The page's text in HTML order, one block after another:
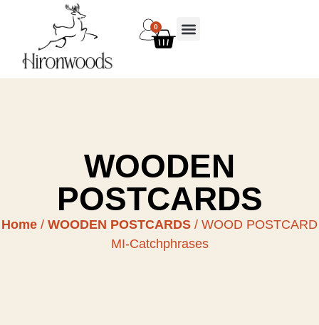
0
WOODEN
POSTCARDS
Home / WOODEN POSTCARDS / WOOD POSTCARD
MI-Catchphrases